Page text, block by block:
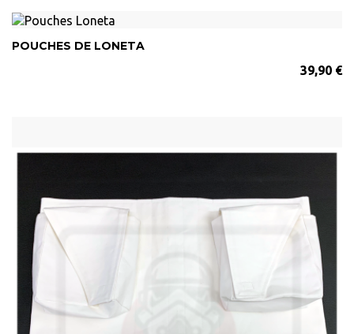
POUCHES DE LONETA
39,90 €